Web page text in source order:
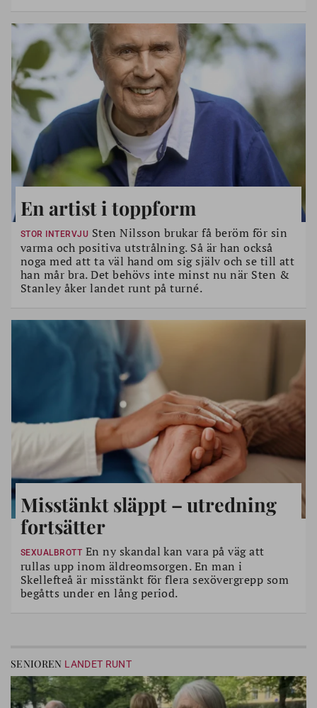
En artist i toppform
STOR INTERVJU Sten Nilsson brukar få beröm för sin
varma och positiva utstrålning. Så är han också
noga med att ta väl hand om sig själv och se till att
han mår bra. Det behövs inte minst nu när Sten &
Stanley åker landet runt på turné.
Misstänkt släppt – utredning
fortsätter
SEXUALBROTT En ny skandal kan vara på väg att
rullas upp inom äldreomsorgen. En man i
Skellefteå är misstänkt för flera sexövergrepp som
begåtts under en lång period.
SENIOREN LANDET RUNT